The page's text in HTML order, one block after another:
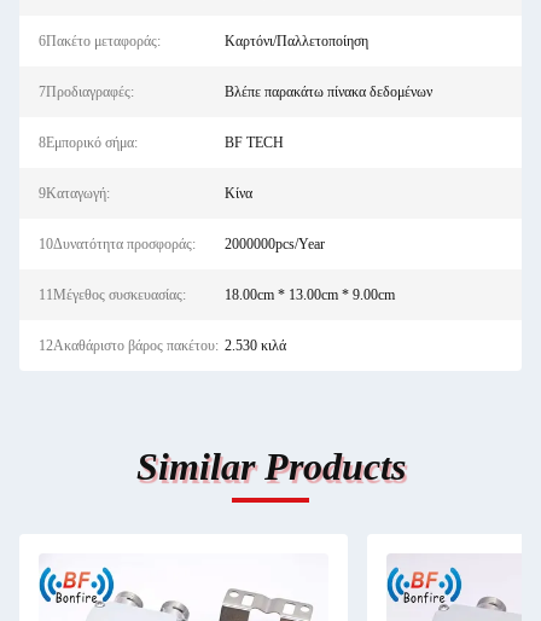
6Πακέτο μεταφοράς: Καρτόνι/Παλλετοποίηση
7Προδιαγραφές: Βλέπε παρακάτω πίνακα δεδομένων
8Εμπορικό σήμα: BF TECH
9Καταγωγή: Κίνα
10Δυνατότητα προσφοράς: 2000000pcs/Year
11Μέγεθος συσκευασίας: 18.00cm * 13.00cm * 9.00cm
12Ακαθάριστο βάρος πακέτου: 2.530 κιλά
Similar Products